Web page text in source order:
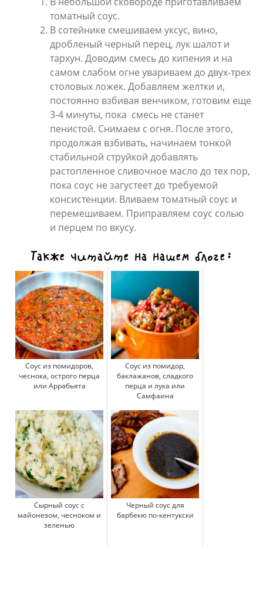
томатный соус.
В сотейнике смешиваем уксус, вино,
дробленый черный перец, лук шалот и
тархун. Доводим смесь до кипения и на
самом слабом огне увариваем до двух-трех
столовых ложек. Добавляем желтки и,
постоянно взбивая венчиком, готовим еще
3-4 минуты, пока смесь не станет
пенистой. Снимаем с огня. После этого,
продолжая взбивать, начинаем тонкой
стабильной струйкой добавлять
растопленное сливочное масло до тех пор,
пока соус не загустеет до требуемой
консистенции. Вливаем томатный соус и
перемешиваем. Приправляем соус солью
и перцем по вкусу.
Также читайте на нашем блоге:
Соус из помидоров,
чеснока, острого перца
или Аррабьята
Соус из помидор,
баклажанов, сладкого
перца и лука или
Самфаина
Сырный соус с
майонезом, чесноком и
зеленью
Черный соус для
барбекю по-кентукски